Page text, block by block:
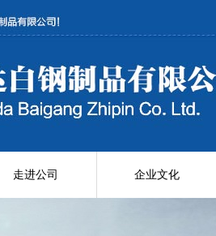
走进公司 企业文化